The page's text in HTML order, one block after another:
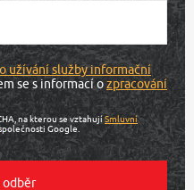
užívání služby informační
se s informací ozpracování
na kterou se vztahujíSmluvní
Google.